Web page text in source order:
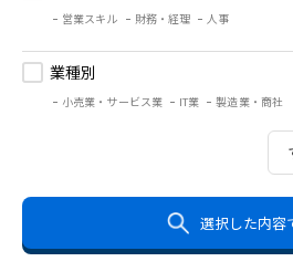
営業スキル 財務・経理 人事
業種別
小売業・サービス業 IT業 製造業・商社
選択した内容